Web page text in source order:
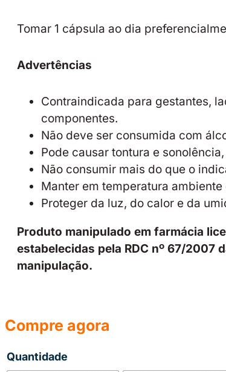
Tomar 1 cápsula ao dia
Advertências
Contraindicada para gestantes,
componentes.
Não deve ser consumida com
Pode causar tontura e
Não consumir mais do que o
Manter em temperatura ambiente
Proteger da luz, do calor e da
Produto manipulado em farmácia
estabelecidas pela RDC nº 67/2007
manipulação.
Compre agora
Quantidade